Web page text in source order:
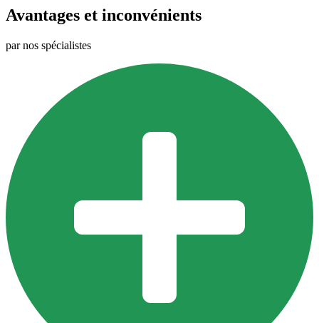
Avantages et inconvénients
par nos spécialistes